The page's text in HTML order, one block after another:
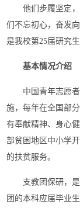
他们步履坚定
们不忘初心，奋发
是我校第25届研究生
基本情况介绍
中国青年志愿
施，每年在全国部
有奉献精神、身心
部贫困地区中小学
的扶贫服务。
支教团保研，
团的本科应届毕业